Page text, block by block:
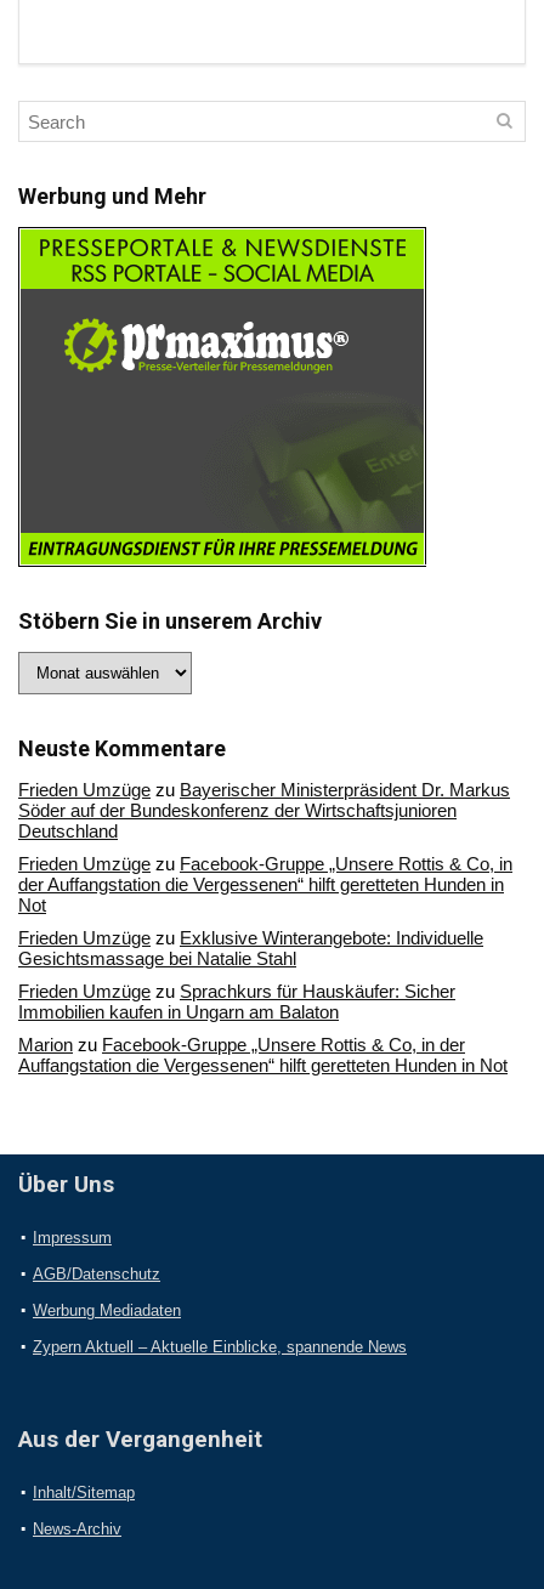
Werbung und Mehr
Stöbern Sie in unserem Archiv
Sie
Archiv
Neuste Kommentare
Frieden Umzüge zu Bayerischer Ministerpräsident Dr. Markus
Söder auf der Bundeskonferenz der Wirtschaftsjunioren
Deutschland
Frieden Umzüge zu Facebook-Gruppe „Unsere Rottis & Co, in
der Auffangstation die Vergessenen“ hilft geretteten Hunden in
Not
Frieden Umzüge zu Exklusive Winterangebote: Individuelle
Gesichtsmassage bei Natalie Stahl
Frieden Umzüge zu Sprachkurs für Hauskäufer: Sicher
Immobilien kaufen in Ungarn am Balaton
Marion zu Facebook-Gruppe „Unsere Rottis & Co, in der
Auffangstation die Vergessenen“ hilft geretteten Hunden in Not
Über Uns
Impressum
AGB/Datenschutz
Werbung Mediadaten
Zypern Aktuell – Aktuelle Einblicke, spannende News
Aus der Vergangenheit
Inhalt/Sitemap
News-Archiv